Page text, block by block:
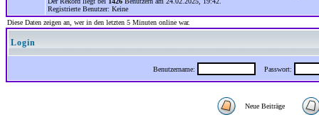
Registrierte Benutzer: Keine
Diese Daten zeigen an, wer in den letzten 5 Minuten online war.
Login
Benutzername: Passwort:
Neue Beiträge